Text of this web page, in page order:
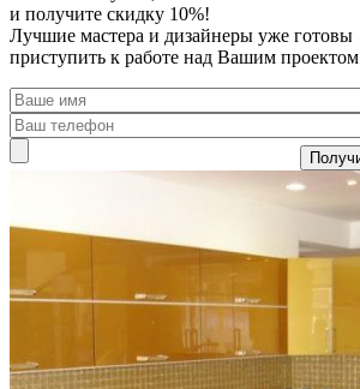
и получите скидку 10%!
Лучшие мастера и дизайнеры уже готовы
приступить к работе над Вашим проектом